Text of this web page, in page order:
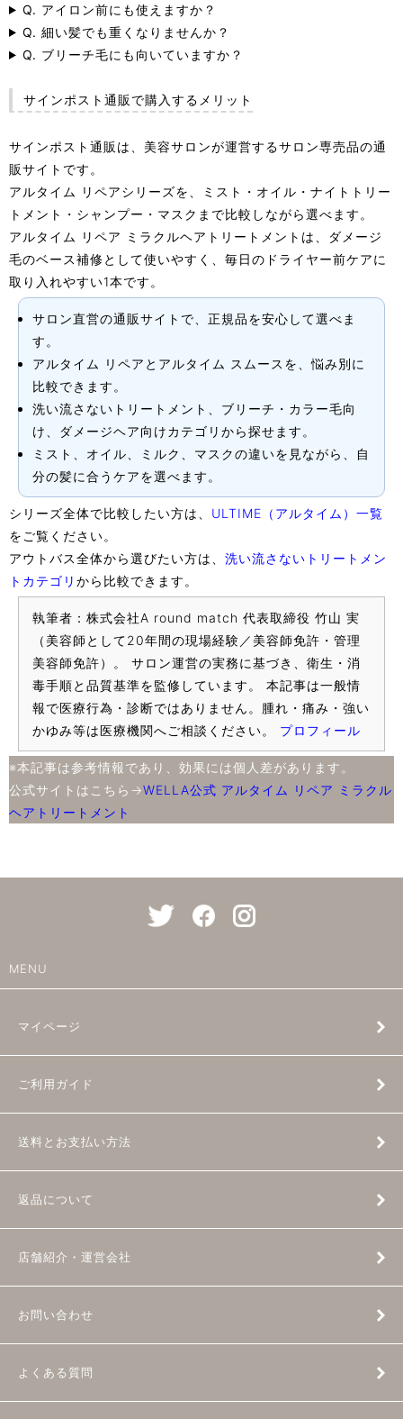
Q. アイロン前にも使えますか？
Q. 細い髪でも重くなりませんか？
Q. ブリーチ毛にも向いていますか？
サインポスト通販で購入するメリット
サインポスト通販は、美容サロンが運営するサロン専売品の通
販サイトです。
アルタイム リペアシリーズを、ミスト・オイル・ナイトトリー
トメント・シャンプー・マスクまで比較しながら選べます。
アルタイム リペア ミラクルヘアトリートメントは、ダメージ
毛のベース補修として使いやすく、毎日のドライヤー前ケアに
取り入れやすい1本です。
サロン直営の通販サイトで、正規品を安心して選べま
す。
アルタイム リペアとアルタイム スムースを、悩み別に
比較できます。
洗い流さないトリートメント、ブリーチ・カラー毛向
け、ダメージヘア向けカテゴリから探せます。
ミスト、オイル、ミルク、マスクの違いを見ながら、自
分の髪に合うケアを選べます。
シリーズ全体で比較したい方は、 ULTIME（アルタイム）一覧
をご覧ください。
アウトバス全体から選びたい方は、 洗い流さないトリートメン
トカテゴリ から比較できます。
執筆者：株式会社A round match 代表取締役 竹山 実
（美容師として20年間の現場経験／美容師免許・管理
美容師免許）。 サロン運営の実務に基づき、衛生・消
毒手順と品質基準を監修しています。 本記事は一般情
報で医療行為・診断ではありません。腫れ・痛み・強い
かゆみ等は医療機関へご相談ください。 プロフィール
※本記事は参考情報であり、効果には個人差があります。
公式サイトはこちら→WELLA公式 アルタイム リペア ミラクル
ヘアトリートメント
MENU
マイページ
ご利用ガイド
送料とお支払い方法
返品について
店舗紹介・運営会社
お問い合わせ
よくある質問